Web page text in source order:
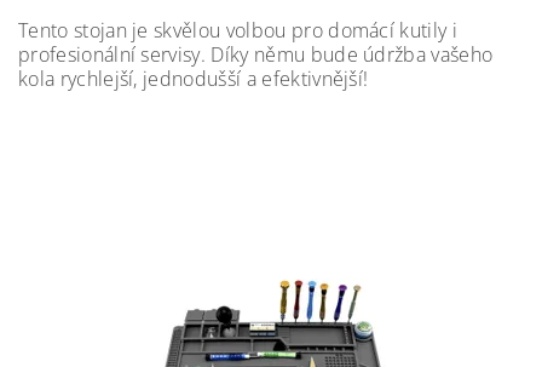
Tento stojan je skvělou volbou pro domácí kutily i
profesionální servisy. Díky němu bude údržba vašeho
kola rychlejší, jednodušší a efektivnější!